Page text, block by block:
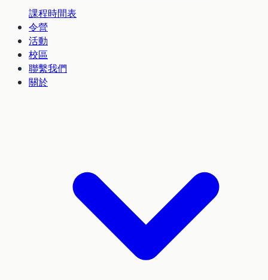
課程時間表
令營
活動
校區
聯繫我們
關於